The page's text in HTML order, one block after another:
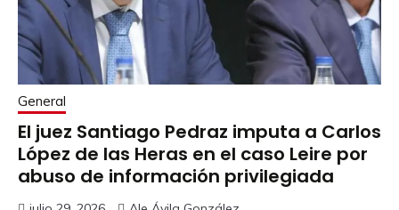
General
El juez Santiago Pedraz imputa a Carlos
López de las Heras en el caso Leire por
abuso de información privilegiada